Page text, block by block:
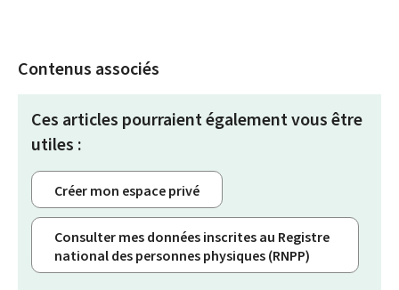
Contenus associés
Ces articles pourraient également vous être
utiles :
Créer mon espace privé
Consulter mes données inscrites au Registre
national des personnes physiques (RNPP)